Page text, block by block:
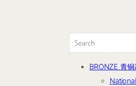
BRONZE 青铜
National